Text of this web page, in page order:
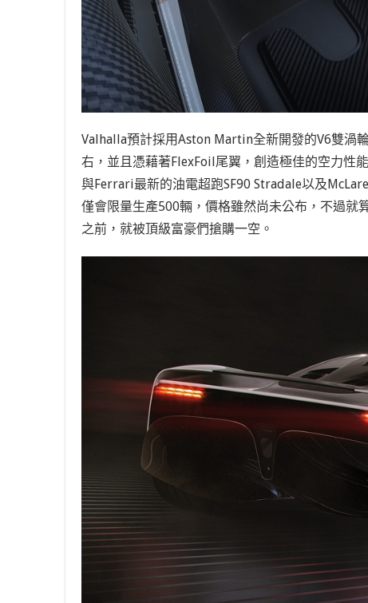
Valhalla預計採用Aston Martin全新開發的V6雙渦
右，並且憑藉著FlexFoil尾翼，創造極佳的空力性
與Ferrari最新的油電超跑SF90 Stradale以及
僅會限量生產500輛，價格雖然尚未公布，不過就
之前，就被頂級富豪們搶購一空。